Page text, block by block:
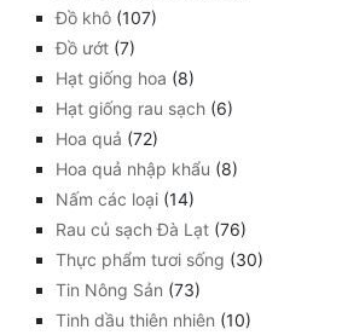
Đồ khô (107)
Đồ ướt (7)
Hạt giống hoa (8)
Hạt giống rau sạch (6)
Hoa quả (72)
Hoa quả nhập khẩu (8)
Nấm các loại (14)
Rau củ sạch Đà Lạt (76)
Thực phẩm tươi sống (30)
Tin Nông Sản (73)
Tinh dầu thiên nhiên (10)